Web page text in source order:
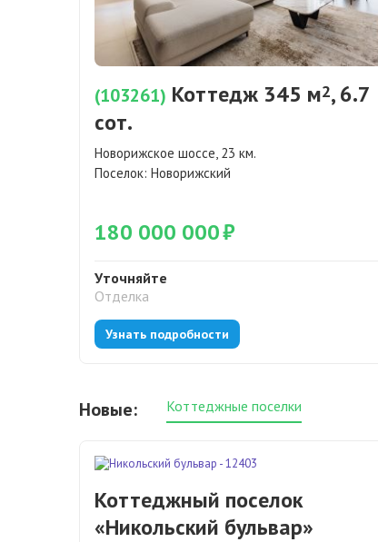
(103261) Коттедж 345 м2, 6.7
сот.
Новорижское шоссе, 23 км.
Поселок: Новорижский
Отделка
Уточняйте
180 000 000₽
Узнать подробности
Новые: Коттеджные поселки
Коттеджный поселок
«Никольский бульвар»